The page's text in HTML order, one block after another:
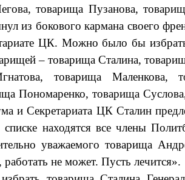
товарища Пузанова,
из бокового кармана своего
ЦК. Можно было бы
– товарища Сталина,
товарища Маленкова,
Пономаренко, товарища
и Секретариата ЦК Сталин
находятся все члены
уважаемого товарища
не может. Пусть лечится».